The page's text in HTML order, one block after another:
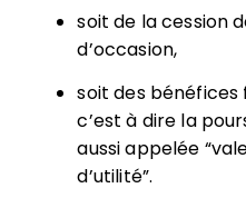
soit de la cession
d’occasion,
soit des bénéfices
c’est à dire la
aussi appelée
d’utilité”.